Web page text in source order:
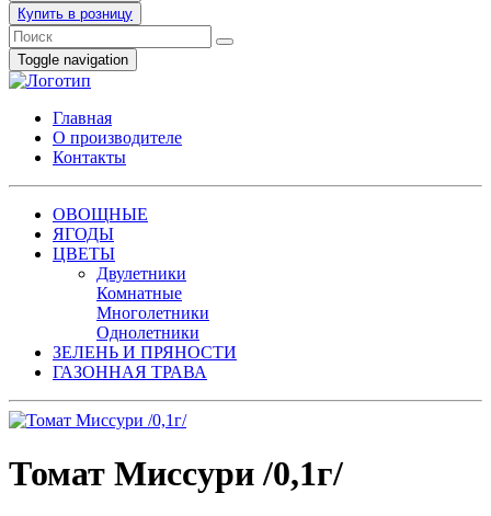
Купить в розницу
Toggle navigation
Главная
О производителе
Контакты
ОВОЩНЫЕ
ЯГОДЫ
ЦВЕТЫ
Двулетники
Комнатные
Многолетники
Однолетники
ЗЕЛЕНЬ И ПРЯНОСТИ
ГАЗОННАЯ ТРАВА
Томат Миссури /0,1г/